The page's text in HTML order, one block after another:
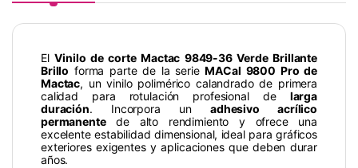
ElVinilo de corte Mactac 9849-36 Verde Brillante
Brillo forma parte de la serieMACal 9800 Pro de
Mactac, un vinilo polimérico calandrado de primera
calidad para rotulación profesional de larga
duración. Incorpora un adhesivo acrílico
permanentede alto rendimiento y ofrece una
excelente estabilidad dimensional, ideal para gráficos
exteriores exigentes y aplicaciones que deben durar
años.